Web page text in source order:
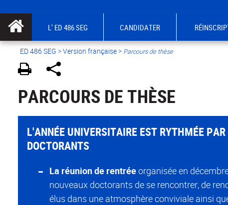
L' ED 486 SEG CANDIDATER
ED 486 SEG >Version française> Parcours de thèse
PARCOURS DE THÈSE
L'ANNÉE UNIVERSITAIRE EST RYTHMÉE
DOCTORANTS
La réunion de rentréeorganisée en
nouveaux doctorants de se rencontrer, de
élus dans une atmosphère conviviale ainsi